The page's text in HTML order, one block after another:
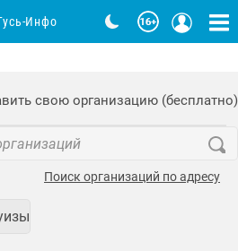
свою организацию (бесплатно)
Поиск организаций по адресу
Инфо